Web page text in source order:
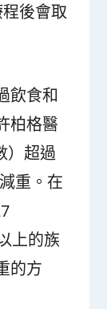
後會取
飲食和
柏格醫
）超過
重。在
上的族
的方